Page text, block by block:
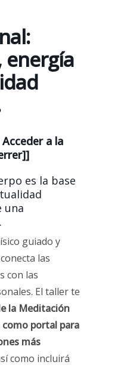
energía
a la
es la base
una
guiado y
las
con las
El taller te
la Meditación
portal para
más
como incluirá